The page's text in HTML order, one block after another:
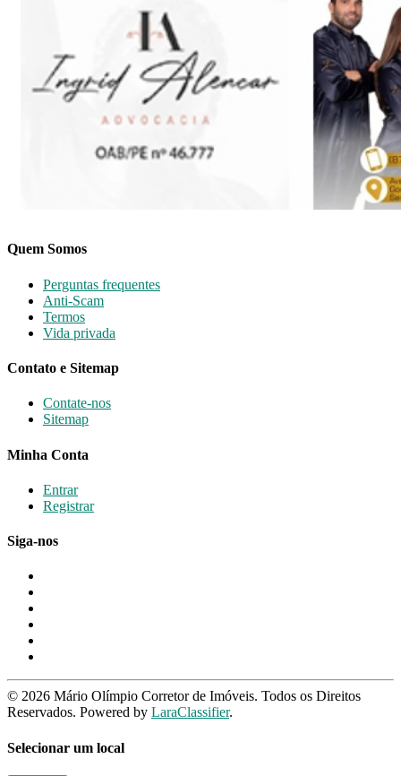
Quem Somos
Perguntas frequentes
Anti-Scam
Termos
Vida privada
Contato e Sitemap
Contate-nos
Sitemap
Minha Conta
Entrar
Registrar
Siga-nos
© 2026 Mário Olímpio Corretor de Imóveis. Todos os Direitos
Reservados. Powered by LaraClassifier.
Selecionar um local